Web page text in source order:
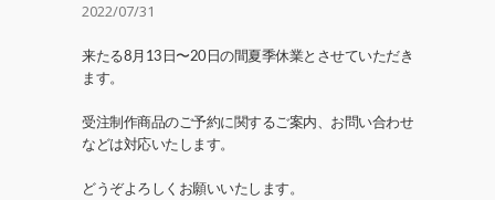
2022/07/31
来たる8月13日〜20日の間夏季休業とさせていただき
ます。
受注制作商品のご予約に関するご案内、お問い合わせ
などは対応いたします。
どうぞよろしくお願いいたします。